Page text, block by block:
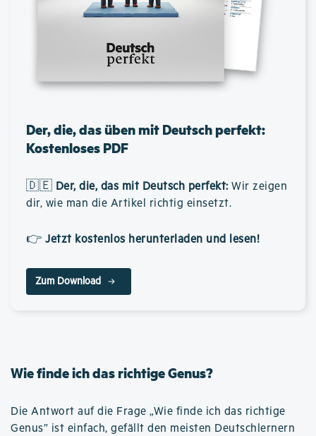
Der, die, das üben mit Deutsch perfekt:
Kostenloses PDF
🇩🇪 Der, die, das mit Deutsch perfekt: Wir zeigen
dir, wie man die Artikel richtig einsetzt.
👉 Jetzt kostenlos herunterladen und lesen!
Zum Download
Wie finde ich das richtige Genus?
Die Antwort auf die Frage „Wie finde ich das richtige
Genus” ist einfach, gefällt den meisten Deutschlernern